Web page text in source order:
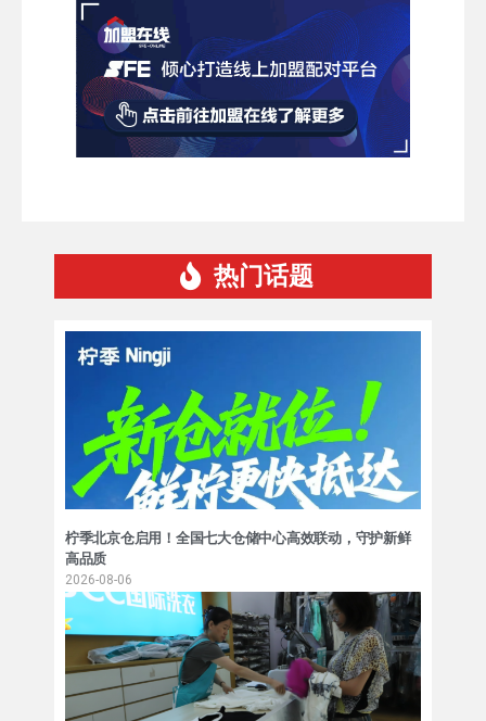
热门话题
柠季北京仓启用！全国七大仓储中心高效联动，守护新鲜
高品质
2026-08-06